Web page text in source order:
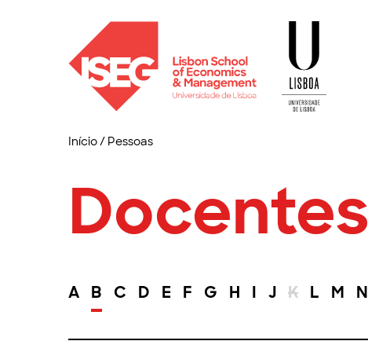
Início/ Pessoas
Docentes
A B C D E F G H I J K L M N